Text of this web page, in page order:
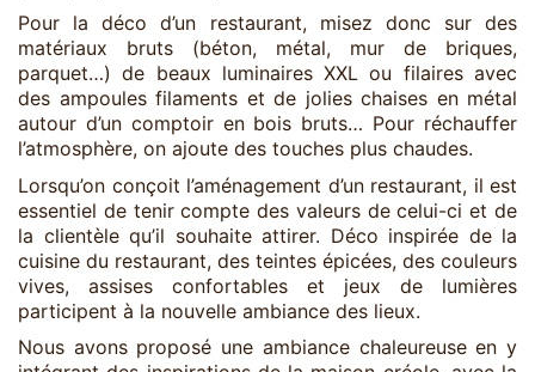
Pour la déco d’un restaurant, misez donc sur des
matériaux bruts (béton, métal, mur de briques,
parquet…) de beaux luminaires XXL ou filaires avec
des ampoules filaments et de jolies chaises en métal
autour d’un comptoir en bois bruts… Pour réchauffer
l’atmosphère, on ajoute des touches plus chaudes.
Lorsqu’on conçoit l’aménagement d’un restaurant, il est
essentiel de tenir compte des valeurs de celui-ci et de
la clientèle qu’il souhaite attirer. Déco inspirée de la
cuisine du restaurant, des teintes épicées, des couleurs
vives, assises confortables et jeux de lumières
participent à la nouvelle ambiance des lieux.
Nous avons proposé une ambiance chaleureuse en y